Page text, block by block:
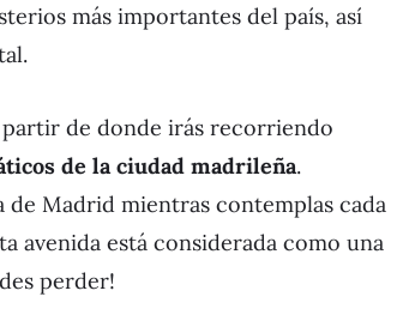
más importantes del país, así
partir de donde irás recorriendo
de la ciudad madrileña.
Madrid mientras contemplas cada
avenida está considerada como una
perder!